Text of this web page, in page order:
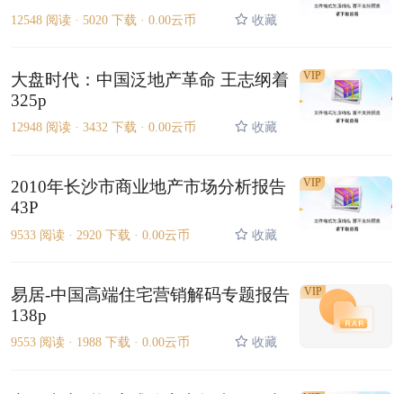
12548 阅读 · 5020 下载 · 0.00云币 收藏
大盘时代：中国泛地产革命 王志纲着
325p
12948 阅读 · 3432 下载 · 0.00云币 收藏
VIP
2010年长沙市商业地产市场分析报告
43P
9533 阅读 · 2920 下载 · 0.00云币 收藏
VIP
易居-中国高端住宅营销解码专题报告
138p
9553 阅读 · 1988 下载 · 0.00云币 收藏
VIP